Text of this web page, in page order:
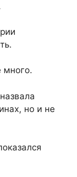
много.
но и не